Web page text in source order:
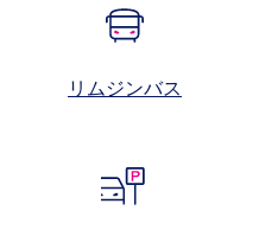
リムジンバス